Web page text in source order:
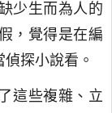
少生而為人的
，覺得是在編
探小說看。
這些複雜、立